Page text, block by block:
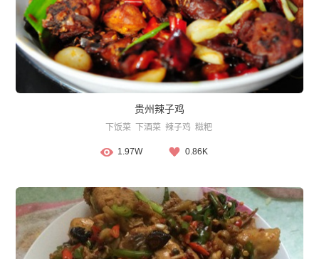
贵州辣子鸡
下饭菜 下酒菜 辣子鸡 糍粑
1.97W 0.86K